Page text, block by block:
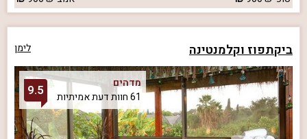
ביקתפוז וקלמנטינה לימן
מדהים
61 חוות דעת אמיתיות
9.5